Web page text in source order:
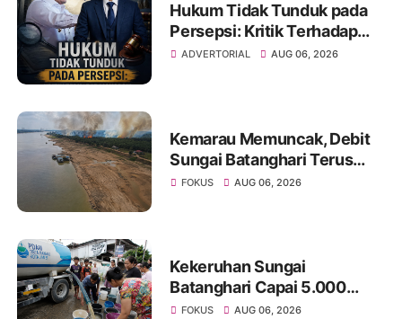
Hukum Tidak Tunduk pada
Persepsi: Kritik Terhadap
Monopoli Kebenaran oleh
ADVERTORIAL AUG 06, 2026
Kemarau Memuncak, Debit
Sungai Batanghari Terus
Menyusut, Jambi Hadapi
FOKUS AUG 06, 2026
Kekeruhan Sungai
Batanghari Capai 5.000
NTU, Distribusi Air PDAM
FOKUS AUG 06, 2026